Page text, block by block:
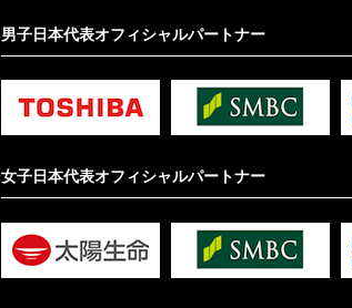
男子日本代表オフィシャルパートナー
女子日本代表オフィシャルパートナー